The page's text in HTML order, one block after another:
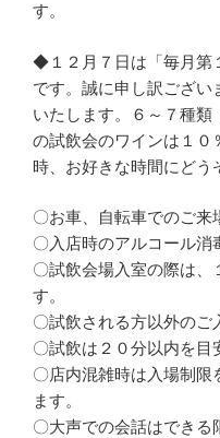
す。
◆１２月７日は「毎月第
です。誠に申し訳ござい
いたします。６～７種類
の試飲会のワインは１０
時、お好きな時間にどう
〇お車、自転車でのご来
〇入店時のアルコール消
〇試飲会場入室の際は、
す。
〇試飲される方以外のご
〇試飲は２０分以内を目
〇店内混雑時は入場制限
ます。
〇大声での会話はできる